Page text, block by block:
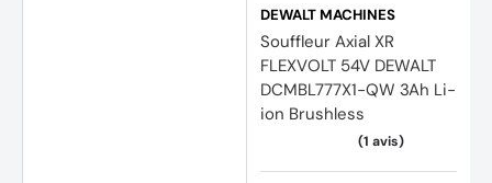
DEWALT MACHINES
Souffleur Axial XR
FLEXVOLT 54V DEWALT
DCMBL777X1-QW 3Ah Li-
ion Brushless